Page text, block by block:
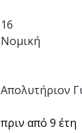
16
Νομική
Απολυτήριον
πριν από 9 έτη